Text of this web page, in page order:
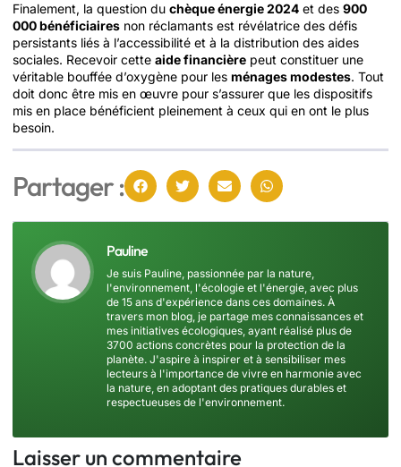
Finalement, la question du chèque énergie 2024 et des 900
000 bénéficiaires non réclamants est révélatrice des défis
persistants liés à l’accessibilité et à la distribution des aides
sociales. Recevoir cette aide financière peut constituer une
véritable bouffée d’oxygène pour les ménages modestes. Tout
doit donc être mis en œuvre pour s’assurer que les dispositifs
mis en place bénéficient pleinement à ceux qui en ont le plus
besoin.
Partager :
Pauline
Je suis Pauline, passionnée par la nature,
l'environnement, l'écologie et l'énergie, avec plus
de 15 ans d'expérience dans ces domaines. À
travers mon blog, je partage mes connaissances et
mes initiatives écologiques, ayant réalisé plus de
3700 actions concrètes pour la protection de la
planète. J'aspire à inspirer et à sensibiliser mes
lecteurs à l'importance de vivre en harmonie avec
la nature, en adoptant des pratiques durables et
respectueuses de l'environnement.
Laisser un commentaire